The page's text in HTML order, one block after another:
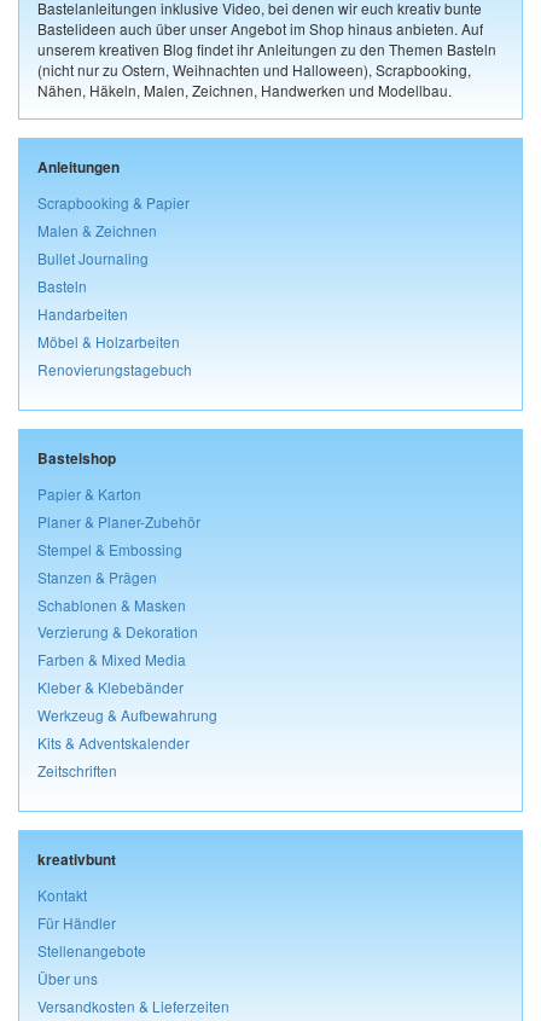
Bastelanleitungen inklusive Video, bei denen wir euch kreativ bunte
Bastelideen auch über unser Angebot im Shop hinaus anbieten. Auf
unserem kreativen Blog findet ihr Anleitungen zu den Themen Basteln
(nicht nur zu Ostern, Weihnachten und Halloween), Scrapbooking,
Nähen, Häkeln, Malen, Zeichnen, Handwerken und Modellbau.
Anleitungen
Scrapbooking & Papier
Malen & Zeichnen
Bullet Journaling
Basteln
Handarbeiten
Möbel & Holzarbeiten
Renovierungstagebuch
Bastelshop
Papier & Karton
Planer & Planer-Zubehör
Stempel & Embossing
Stanzen & Prägen
Schablonen & Masken
Verzierung & Dekoration
Farben & Mixed Media
Kleber & Klebebänder
Werkzeug & Aufbewahrung
Kits & Adventskalender
Zeitschriften
kreativbunt
Kontakt
Für Händler
Stellenangebote
Über uns
Versandkosten & Lieferzeiten